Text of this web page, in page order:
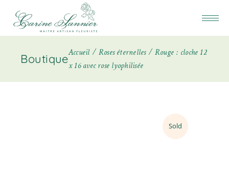
BoutiqueAccueil Roses éternelles
Rouge : cloche 12
x 16 avec rose lyophilisée
Sold